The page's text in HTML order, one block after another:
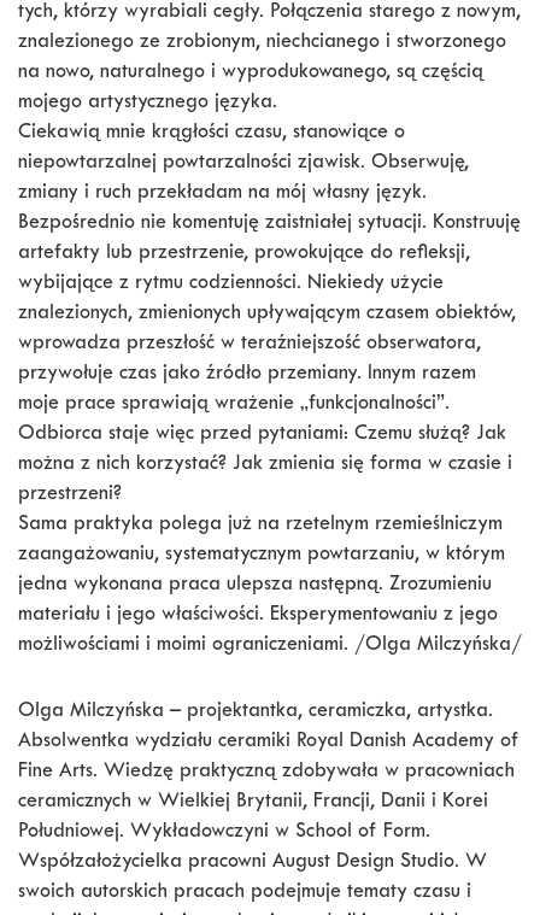
tych, którzy wyrabiali cegły. Połączenia starego z nowym,
znalezionego ze zrobionym, niechcianego i stworzonego
na nowo, naturalnego i wyprodukowanego, są częścią
mojego artystycznego języka.
Ciekawią mnie krągłości czasu, stanowiące o
niepowtarzalnej powtarzalności zjawisk. Obserwuję,
zmiany i ruch przekładam na mój własny język.
Bezpośrednio nie komentuję zaistniałej sytuacji. Konstruuję
artefakty lub przestrzenie, prowokujące do refleksji,
wybijające z rytmu codzienności. Niekiedy użycie
znalezionych, zmienionych upływającym czasem obiektów,
wprowadza przeszłość w teraźniejszość obserwatora,
przywołuje czas jako źródło przemiany. Innym razem
moje prace sprawiają wrażenie „funkcjonalności”.
Odbiorca staje więc przed pytaniami: Czemu służą? Jak
można z nich korzystać? Jak zmienia się forma w czasie i
przestrzeni?
Sama praktyka polega już na rzetelnym rzemieślniczym
zaangażowaniu, systematycznym powtarzaniu, w którym
jedna wykonana praca ulepsza następną. Zrozumieniu
materiału i jego właściwości. Eksperymentowaniu z jego
możliwościami i moimi ograniczeniami. /Olga Milczyńska/
Olga Milczyńska – projektantka, ceramiczka, artystka.
Absolwentka wydziału ceramiki Royal Danish Academy of
Fine Arts. Wiedzę praktyczną zdobywała w pracowniach
ceramicznych w Wielkiej Brytanii, Francji, Danii i Korei
Południowej. Wykładowczyni w School of Form.
Współzałożycielka pracowni August Design Studio. W
swoich autorskich pracach podejmuje tematy czasu i